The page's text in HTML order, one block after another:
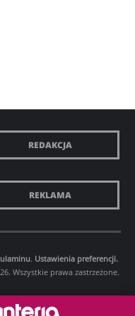
REDAKCJA
REKLAMA
. Ustawienia preferencji.
Wszystkie prawa zastrzeżone.